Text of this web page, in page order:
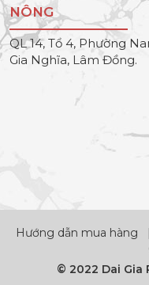
NÔNG
QL 14, Tổ 4, Phường
Gia Nghĩa, Lâm Đồng.
Hướng dẫn mua hàng
© 2022 Dai Gia